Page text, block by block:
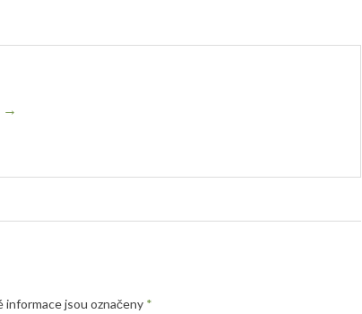
→
informace jsou označeny *